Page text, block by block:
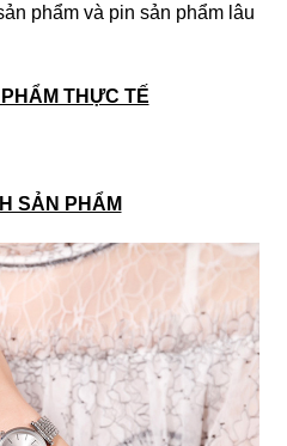
phẩm và pin sản phẩm lâu
THỰC TẾ
SẢN PHẨM